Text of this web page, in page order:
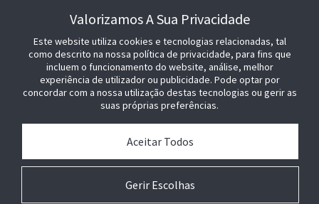
Valorizamos A Sua Privacidade
Este website utiliza cookies e tecnologias relacionadas, tal
como descrito na nossa política de privacidade, para fins que
incluem o funcionamento do website, análise, melhor
experiência de utilizador ou publicidade. Pode optar por
concordar com a nossa utilização destas tecnologias ou gerir as
suas próprias preferências.
Gerir Escolhas
Aceitar Todos